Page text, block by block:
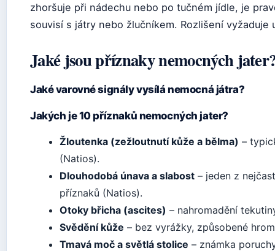
zhoršuje při nádechu nebo po tučném jídle, je
souvisí s játry nebo žlučníkem. Rozlišení vyžaduje
Jaké jsou příznaky nemocných
Jaké varovné signály vysílá nemocná játra?
Jakých je 10 příznaků nemocných jater?
Žloutenka (zežloutnutí kůže a bělma) –
(Natios).
Dlouhodobá únava a slabost – jeden z
příznaků (Natios).
Otoky břicha (ascites) – nahromadění
Svědění kůže – bez vyrážky, způsobené
Tmavá moč a světlá stolice – známka